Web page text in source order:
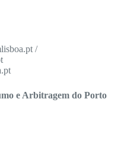
/
e Arbitragem do Porto